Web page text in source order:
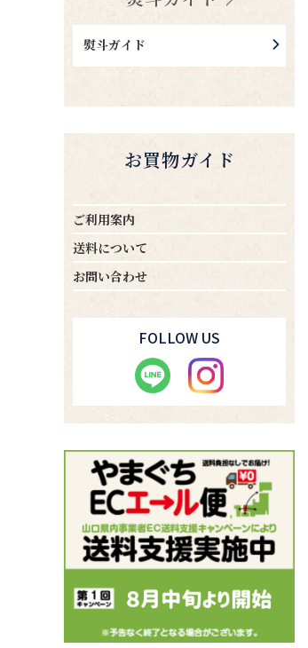
熨斗ガイド
お買物ガイド
ご利用案内
送料について
お問い合わせ
FOLLOW US